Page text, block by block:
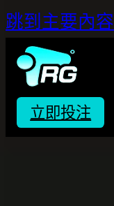
跳到主要內容
立即投注